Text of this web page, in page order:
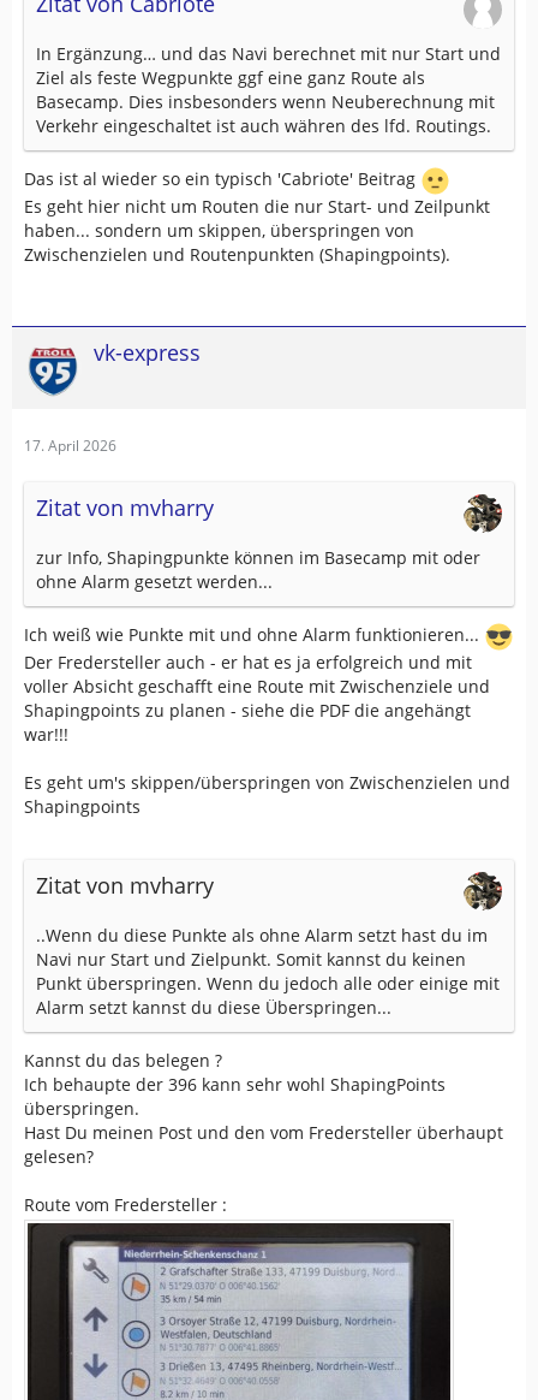
In Ergänzung… und das Navi berechnet mit nur Start und
Ziel als feste Wegpunkte ggf eine ganz Route als
Basecamp. Dies insbesonders wenn Neuberechnung mit
Verkehr eingeschaltet ist auch währen des lfd. Routings.
Das ist al wieder so ein typisch 'Cabriote' Beitrag
Es geht hier nicht um Routen die nur Start- und Zeilpunkt
haben... sondern um skippen, überspringen von
Zwischenzielen und Routenpunkten (Shapingpoints).
vk-express
17. April 2026
Zitat von mvharry
zur Info, Shapingpunkte können im Basecamp mit oder
ohne Alarm gesetzt werden...
Ich weiß wie Punkte mit und ohne Alarm funktionieren...
Der Fredersteller auch - er hat es ja erfolgreich und mit
voller Absicht geschafft eine Route mit Zwischenziele und
Shapingpoints zu planen - siehe die PDF die angehängt
war!!!
Es geht um's skippen/überspringen von Zwischenzielen und
Shapingpoints
Zitat von mvharry
..Wenn du diese Punkte als ohne Alarm setzt hast du im
Navi nur Start und Zielpunkt. Somit kannst du keinen
Punkt überspringen. Wenn du jedoch alle oder einige mit
Alarm setzt kannst du diese Überspringen...
Kannst du das belegen ?
Ich behaupte der 396 kann sehr wohl ShapingPoints
überspringen.
Hast Du meinen Post und den vom Fredersteller überhaupt
gelesen?
Route vom Fredersteller :